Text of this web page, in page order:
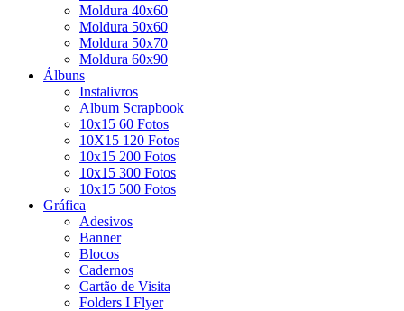
Moldura 40x60
Moldura 50x60
Moldura 50x70
Moldura 60x90
Álbuns
Instalivros
Album Scrapbook
10x15 60 Fotos
10X15 120 Fotos
10x15 200 Fotos
10x15 300 Fotos
10x15 500 Fotos
Gráfica
Adesivos
Banner
Blocos
Cadernos
Cartão de Visita
Folders I Flyer